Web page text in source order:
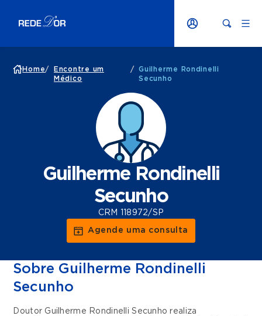
Home/
Encontre um
Médico
/
Guilherme Rondinelli
Secunho
Guilherme Rondinelli
Secunho
CRM 118972/SP
Agende uma consulta
Sobre Guilherme Rondinelli
Secunho
Doutor Guilherme Rondinelli Secunho realiza